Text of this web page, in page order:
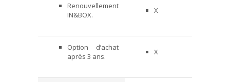
Renouvellement
IN&BOX.
X
Option d’achat
après 3 ans.
X